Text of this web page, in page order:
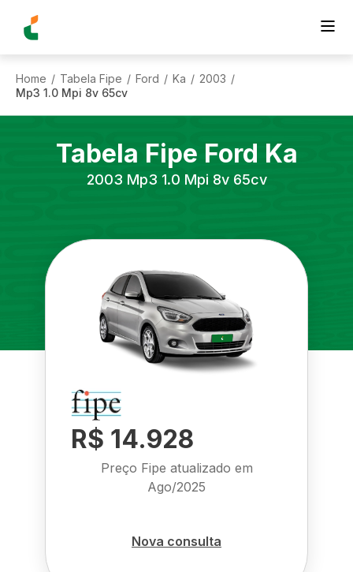
Home / Tabela Fipe / Ford / Ka / 2003 /
Mp3 1.0 Mpi 8v 65cv
Tabela Fipe Ford Ka
2003 Mp3 1.0 Mpi 8v 65cv
R$ 14.928
Preço Fipe atualizado em
Ago/2025
Nova consulta